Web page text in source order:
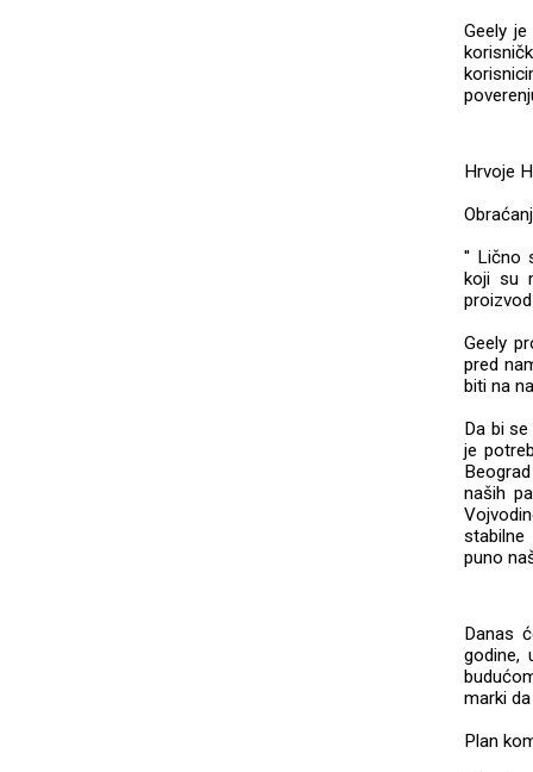
Geely
Hrvoje
'' Lično
koji su
Geely
pred
biti na
Da bi
je
naših
stabilne
puno
Danas
godine,
marki
Plan